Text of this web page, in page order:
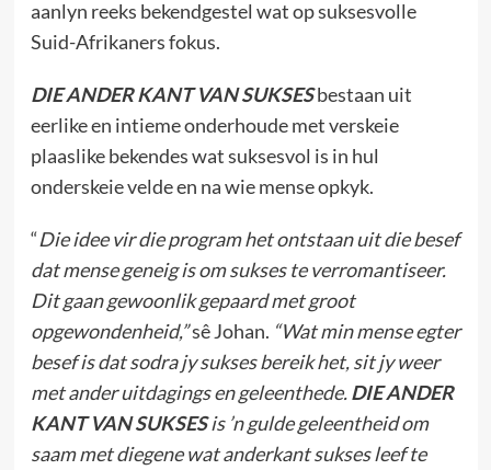
aanlyn reeks bekendgestel wat op suksesvolle
Suid-Afrikaners fokus.
DIE ANDER KANT VAN SUKSESbestaan uit
eerlike en intieme onderhoude met verskeie
plaaslike bekendes wat suksesvol is in hul
onderskeie velde en na wie mense opkyk.
“Die idee vir die program het ontstaan uit die besef
dat mense geneig is om sukses te verromantiseer.
Dit gaan gewoonlik gepaard met groot
opgewondenheid,”sê Johan. “Wat min mense egter
besef is dat sodra jy sukses bereik het, sit jy weer
met ander uitdagings en geleenthede. DIE ANDER
KANT VAN SUKSESis ’n gulde geleentheid om
saam met diegene wat anderkant sukses leef te